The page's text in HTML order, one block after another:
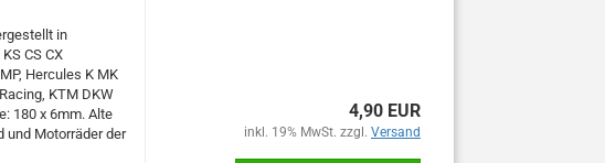
in
CS CX
Hercules K MK
KTM DKW
180 x 6mm. Alte
und Motorräder der
4,90 EUR
inkl. 19% MwSt. zzgl. Versand